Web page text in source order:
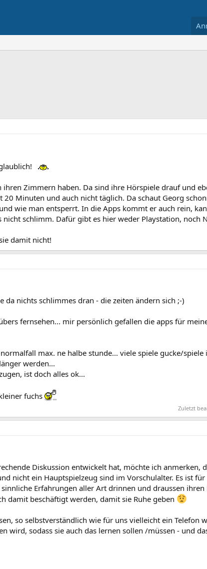
Zimmern haben. Da sind ihre Hörspiele drauf und
Minuten und auch nicht täglich. Da schaut Georg
wie man entsperrt. In die Apps kommt er auch rein,
schlimm. Dafür gibt es hier weder Playstation, noch
damit nicht!
nichts schlimmes dran - die zeiten ändern sich ;-)
fernsehen... mir persönlich gefallen die apps für
max. ne halbe stunde... viele spiele gucke/spiele
werden...
ist doch alles ok...
fuchs
Zuletzt
Diskussion entwickelt hat, möchte ich anmerken,
nicht ein Hauptspielzeug sind im Vorschulalter. Es ist
Erfahrungen aller Art drinnen und draussen ihren
damit beschäftigt werden, damit sie Ruhe geben
so selbstverständlich wie für uns vielleicht ein Telefon
wird, sodass sie auch das lernen sollen /müssen - und